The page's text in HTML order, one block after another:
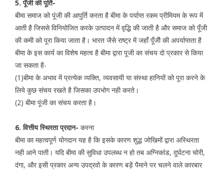
5. पूँजी की पूर्ति-
बीमा समाज को पूंजी की आपुर्ति करता है बीमा के पर्याप्त रकम प्रीमियम के रूप में
आती है जिससे विनियोजित करके उत्पादन में वृद्धि की जाती है और समाज को पूँजी
की कमी को पूरा किया जाता है। भारत जैसे राष्ट्र में जहाँ पूँजीे की अपर्याप्तता है
बीमा के इस कार्य का विशेष महत्व है बीमा द्वारा पूजी का संचय दो प्रकार से किया
जा सकता है-
(1)बीमा के अभाव में प्रत्येक व्यक्ति, व्यवसायी या संस्था हानियों को पूरा करने के
लिये कुछ संचय रखते है जिसका उपभोग नही करते।
(2) बीमा पूंजी का संचय करता है।
6. वित्तीय स्थिरता प्रदान- करना
बीमा का महत्वपूर्ण योगदान यह है कि इसके कारण शुद्ध जोखिमों द्वारा अस्थिरता
नही आने पाती। यदि बीमा की सुविधा उपलब्ध न हो तब अग्निकांड, दुर्घटना चोरी,
दंगा, और इसी प्रकार अन्य उपद्रवो के कारण बड़ें पैमाने पर चलने वाले कारबार